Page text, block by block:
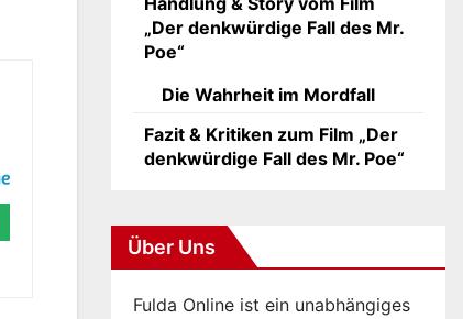
„Der denkwürdige Fall des Mr.
Poe“
Die Wahrheit im Mordfall
Fazit & Kritiken zum Film „Der
denkwürdige Fall des Mr. Poe“
Über Uns
Fulda Online ist ein unabhängiges